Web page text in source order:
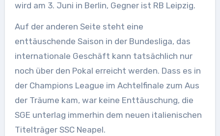
wird am 3. Juni in Berlin, Gegner ist RB Leipzig.
Auf der anderen Seite steht eine
enttäuschende Saison in der Bundesliga, das
internationale Geschäft kann tatsächlich nur
noch über den Pokal erreicht werden. Dass es in
der Champions League im Achtelfinale zum Aus
der Träume kam, war keine Enttäuschung, die
SGE unterlag immerhin dem neuen italienischen
Titelträger SSC Neapel.